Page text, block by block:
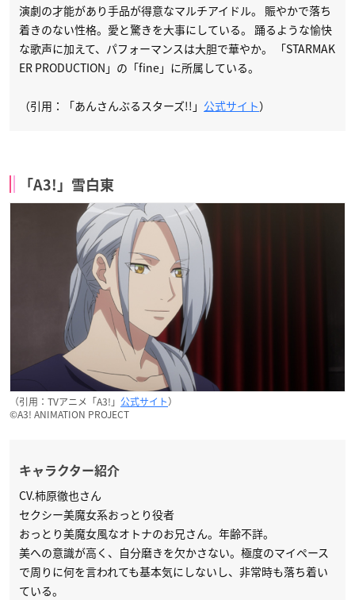
演劇の才能があり手品が得意なマルチアイドル。 賑やかで落ち
着きのない性格。愛と驚きを大事にしている。 踊るような愉快
な歌声に加えて、パフォーマンスは大胆で華やか。 「STARMAK
ER PRODUCTION」の「fine」に所属している。
（引用：「あんさんぶるスターズ!!」 公式サイト）
「A3!」雪白東
（引用：TVアニメ「A3!」 公式サイト）
©︎A3! ANIMATION PROJECT
キャラクター紹介
CV.柿原徹也さん
セクシー美魔女系おっとり役者
おっとり美魔女風なオトナのお兄さん。年齢不詳。
美への意識が高く、自分磨きを欠かさない。極度のマイペース
で周りに何を言われても基本気にしないし、非常時も落ち着い
ている。